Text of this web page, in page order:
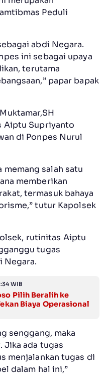
Peduli
abdi Negara.
ini sebagai upaya
terutama
papar bapak
Aiptu Supriyanto
di Ponpes Nurul
memang salah satu
memberikan
termasuk bahaya
tutur Kapolsek
rutinitas Aiptu
tugas
Negara.
WIB
Pilih Beralih ke
Biaya Operasional
senggang, maka
Jika ada tugas
menjalankan tugas di
dalam hal ini,”